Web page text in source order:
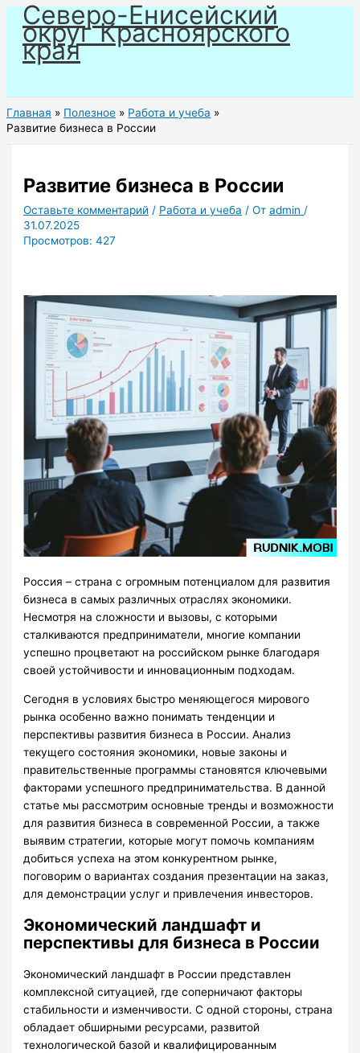
Перейти
содержимому
Северо-Енисейский
округ Красноярского
края
Главная Полезное
Работа и учеба
Развитие бизнеса в России
Развитие бизнеса в России
Оставьте комментарий / Работа и учеба / Отadmin /
31.07.2025
Просмотров: 427
Россия – страна с огромным потенциалом для развития
бизнеса в самых различных отраслях экономики.
Несмотря на сложности и вызовы, с которыми
сталкиваются предприниматели, многие компании
успешно процветают на российском рынке благодаря
своей устойчивости и инновационным подходам.
Сегодня в условиях быстро меняющегося мирового
рынка особенно важно понимать тенденции и
перспективы развития бизнеса в России. Анализ
текущего состояния экономики, новые законы и
правительственные программы становятся ключевыми
факторами успешного предпринимательства. В данной
статье мы рассмотрим основные тренды и возможности
для развития бизнеса в современной России, а также
выявим стратегии, которые могут помочь компаниям
добиться успеха на этом конкурентном рынке,
поговорим о вариантах создания презентации на заказ,
для демонстрации услуг и привлечения инвесторов.
Экономический ландшафт и
перспективы для бизнеса в России
Экономический ландшафт в России представлен
комплексной ситуацией, где соперничают факторы
стабильности и изменчивости. С одной стороны, страна
обладает обширными ресурсами, развитой
технологической базой и квалифицированным